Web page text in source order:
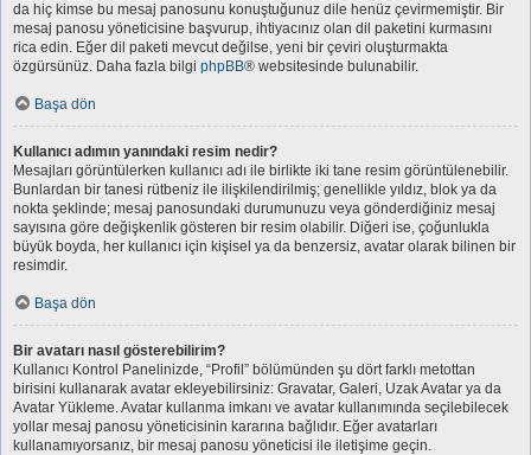
da hiç kimse bu mesaj panosunu konuştuğunuz dile henüz çevirmemiştir. Bir
mesaj panosu yöneticisine başvurup, ihtiyacınız olan dil paketini kurmasını
rica edin. Eğer dil paketi mevcut değilse, yeni bir çeviri oluşturmakta
özgürsünüz. Daha fazla bilgi phpBB® websitesinde bulunabilir.
Başa dön
Kullanıcı adımın yanındaki resim nedir?
Mesajları görüntülerken kullanıcı adı ile birlikte iki tane resim görüntülenebilir.
Bunlardan bir tanesi rütbeniz ile ilişkilendirilmiş; genellikle yıldız, blok ya da
nokta şeklinde; mesaj panosundaki durumunuzu veya gönderdiğiniz mesaj
sayısına göre değişkenlik gösteren bir resim olabilir. Diğeri ise, çoğunlukla
büyük boyda, her kullanıcı için kişisel ya da benzersiz, avatar olarak bilinen bir
resimdir.
Başa dön
Bir avatarı nasıl gösterebilirim?
Kullanıcı Kontrol Panelinizde, “Profil” bölümünden şu dört farklı metottan
birisini kullanarak avatar ekleyebilirsiniz: Gravatar, Galeri, Uzak Avatar ya da
Avatar Yükleme. Avatar kullanma imkanı ve avatar kullanımında seçilebilecek
yollar mesaj panosu yöneticisinin kararına bağlıdır. Eğer avatarları
kullanamıyorsanız, bir mesaj panosu yöneticisi ile iletişime geçin.